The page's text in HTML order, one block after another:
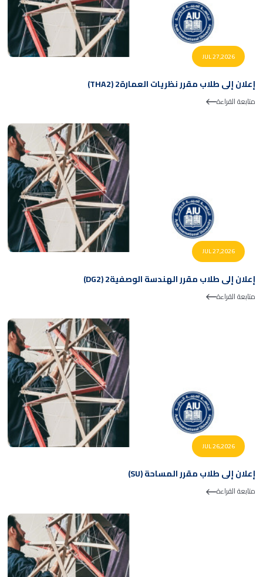
JUL 27,2026
إعلان إلى طلاب مقرر نظريات العمارة2 (THA2)
متابعة القراءة
JUL 27,2026
إعلان إلى طلاب مقرر الهندسة الوصفية2 (DG2)
متابعة القراءة
JUL 26,2026
إعلان إلى طلاب مقرر المساحة (SU)
متابعة القراءة